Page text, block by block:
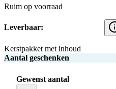
Ruim op voorraad
Leverbaar:
Kerstpakket met inhoud
Aantal geschenken
Gewenst aantal